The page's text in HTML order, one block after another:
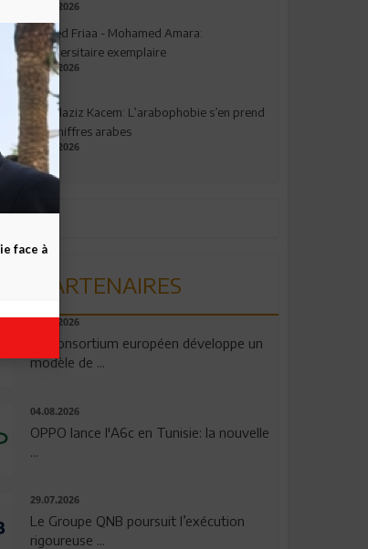
03.08.2026
Ahmed Friaa - Mohamed Amara:
l’Universitaire exemplaire
04.08.2026
Abdelaziz Kacem: L’arabophobie s’en prend
aux chiffres arabes
09.07.2026
PARTENAIRES
06.08.2026
Un consortium européen développe un
modèle de ...
04.08.2026
OPPO lance l'A6c en Tunisie: la nouvelle
29.07.2026
Le Groupe QNB poursuit l’exécution
rigoureuse ...
face à